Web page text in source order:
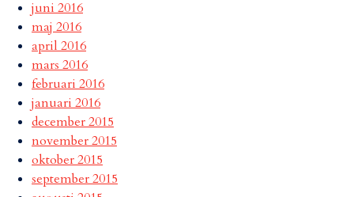
juni 2016
maj 2016
april 2016
mars 2016
februari 2016
januari 2016
december 2015
november 2015
oktober 2015
september 2015